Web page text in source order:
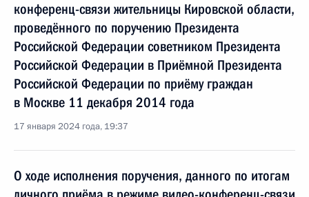
конференц-связи жительницы Кировской области,
проведённого по поручению Президента
Российской Федерации советником Президента
Российской Федерации в Приёмной Президента
Российской Федерации по приёму граждан
в Москве 11 декабря 2014 года
17 января 2024 года, 19:37
О ходе исполнения поручения, данного по итогам